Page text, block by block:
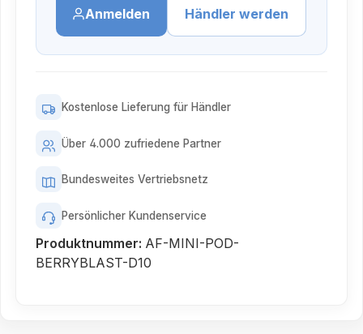
Anmelden Händler werden
Kostenlose Lieferung für Händler
Über 4.000 zufriedene Partner
Bundesweites Vertriebsnetz
Persönlicher Kundenservice
Produktnummer: AF-MINI-POD-
BERRYBLAST-D10